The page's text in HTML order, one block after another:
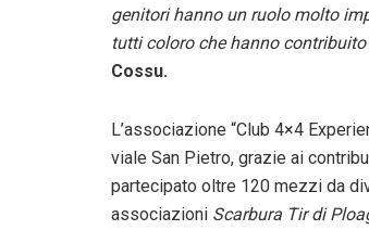
genitori hanno un ruolo molto
tutti coloro che hanno
Cossu.
L’associazione “Club 4×4
viale San Pietro, grazie ai
partecipato oltre 120 mezzi da
associazioni Scarbura Tir di